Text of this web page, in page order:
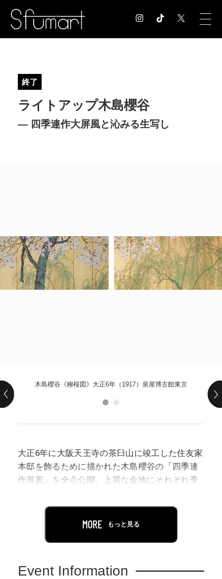
EXHIBITION 展覧会情報
MUSEUM 美術館情報
POLICY COMPANY
終了
ライトアップ木島櫻谷
― 四季連作大屏風と沁みる生写し
木島櫻谷《柳桜図》大正6年（1917）泉屋博古館東京
大正6年に大阪天王寺の茶臼山に竣工した住友家
本邸を飾るために描かれた木島櫻谷の「四季連
作屏風」を全点公開。上質な金地にそれぞれ季
なるこの四双の大屏風は、制作途中で新聞に報
じられるほど、当時世間の耳目を集めていまし
り、顔料を厚く盛り上げ、筆跡を立体的に残し
MORE もっと見る
Event Information